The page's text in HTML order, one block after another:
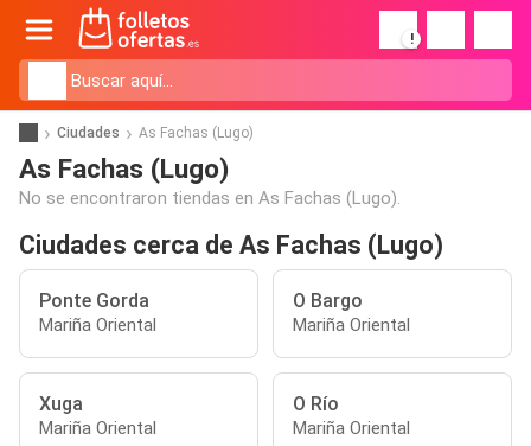
!
Ciudades As Fachas (Lugo)
As Fachas (Lugo)
No se encontraron tiendas en As Fachas (Lugo).
Ciudades cerca de As Fachas (Lugo)
Ponte Gorda
Mariña Oriental
O Bargo
Mariña Oriental
Xuga
Mariña Oriental
O Río
Mariña Oriental